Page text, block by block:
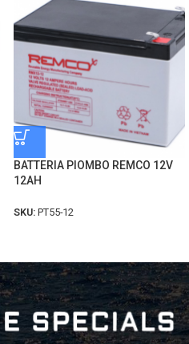
BATTERIA PIOMBO REMCO 12V
12AH
SKU: PT55-12